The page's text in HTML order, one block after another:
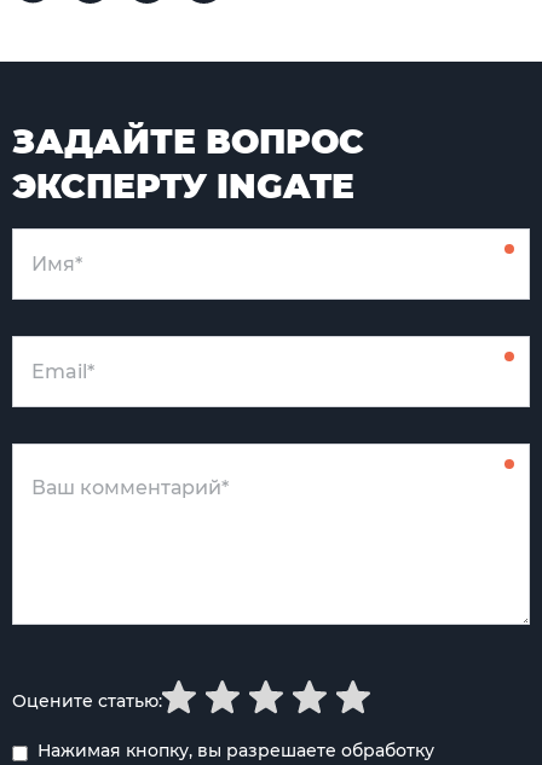
ЗАДАЙТЕ ВОПРОС
ЭКСПЕРТУ INGATE
Нажимая кнопку, вы разрешаете обработку
Оцените статью: